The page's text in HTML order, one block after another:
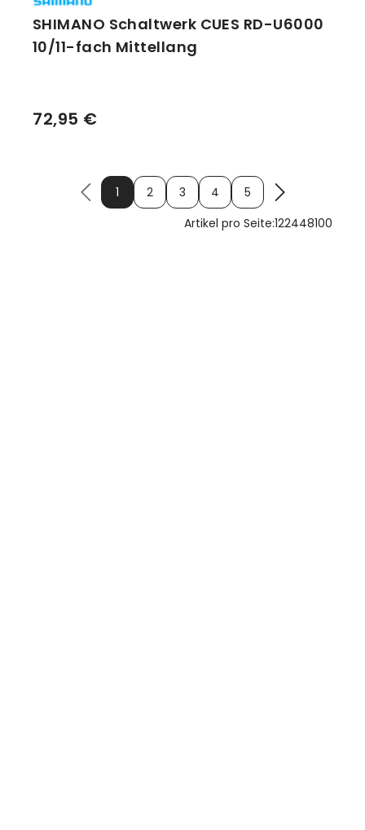
SHIMANO Schaltwerk CUES RD-U6000
10/11-fach Mittellang
72,95 €
1 2 3 4
5
Artikel pro Seite:122448100